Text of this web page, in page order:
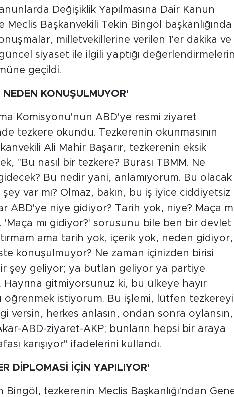
Değişiklik Yapılmasına Dair Kanun
Başkanvekili Tekin Bingöl başkanlığında
milletvekillerine verilen 1'er dakika ve
siyaset ile ilgili yaptığı değerlendirmelerin
geçildi.
KONUŞULMUYOR'
Komisyonu'nun ABD'ye resmi ziyaret
tezkere okundu. Tezkerenin okunmasının
Ali Mahir Başarır, tezkerenin eksik
"Bu nasıl bir tezkere? Burası TBMM. Ne
Bu nedir yani, anlamıyorum. Bu olacak
var mı? Olmaz, bakın, bu iş iyice ciddiyetsiz
ABD'ye niye gidiyor? Tarih yok, niye? Maça
mı gidiyor?' sorusunu bile ben bir devlet
ama tarih yok, içerik yok, neden gidiyor,
konuşulmuyor? Ne zaman içinizden birisi
şey geliyor; ya butlan geliyor ya partiye
gitmiyorsunuz ki, bu ülkeye hayır
istiyorum. Bu işlemi, lütfen tezkereyi
versin, herkes anlasın, ondan sonra oylansın,
ABD-ziyaret-AKP; bunların hepsi bir araya
karışıyor" ifadelerini kullandı.
DİPLOMASİ İÇİN YAPILIYOR'
Bingöl, tezkerenin Meclis Başkanlığı'ndan